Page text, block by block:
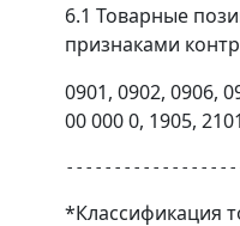
6.1 Товарные
признаками
0901, 0902, 0906,
00 000 0, 1905,
*Классификация